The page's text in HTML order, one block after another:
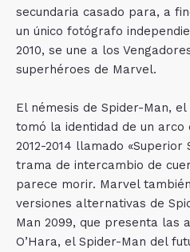
secundaria casado para, a
un único fotógrafo
2010, se une a los
superhéroes de Marvel.
El némesis de Spider-Man,
tomó la identidad de un
2012-2014 llamado «Superior
trama de intercambio de
parece morir. Marvel
versiones alternativas de
Man 2099, que presenta las
O’Hara, el Spider-Man del